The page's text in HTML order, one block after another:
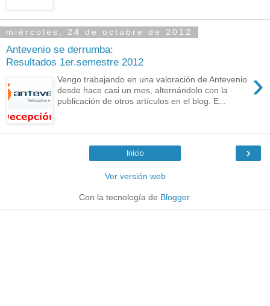
miércoles, 24 de octubre de 2012
Antevenio se derrumba:
Resultados 1er.semestre 2012
›
Vengo trabajando en una valoración de Antevenio
desde hace casi un mes, alternándolo con la
publicación de otros artículos en el blog. E...
›
Inicio
Ver versión web
Con la tecnología de Blogger.